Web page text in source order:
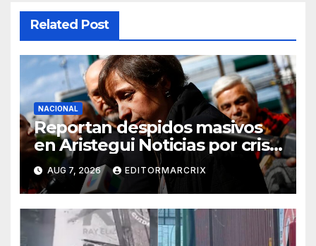
Related Post
NACIONAL
Reportan despidos masivos
en Aristegui Noticias por crisis
financiera
AUG 7, 2026 EDITORMARCRIX